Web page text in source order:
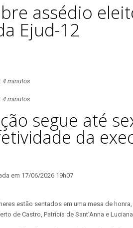
assédio
Ejud-12
4 minutos
4 minutos
segue até
da
em 17/06/2026 19h07
de Castro, Patrícia de Sant’Anna e